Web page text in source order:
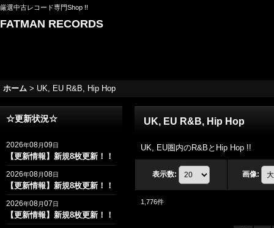
厳選中古レコード専門Shop !!
FATMAN RECORDS
ホーム > UK, EU R&B, Hip Hop
☆更新状況☆
2026年08月09日
【更新情報】新規8枚更新！！
2026年08月08日
【更新情報】新規8枚更新！！
2026年08月07日
【更新情報】新規8枚更新！！
UK, EU R&B, Hip Hop
UK, EU圏内のR&BとHip Hop !!
表示数: 画像:
1,776件